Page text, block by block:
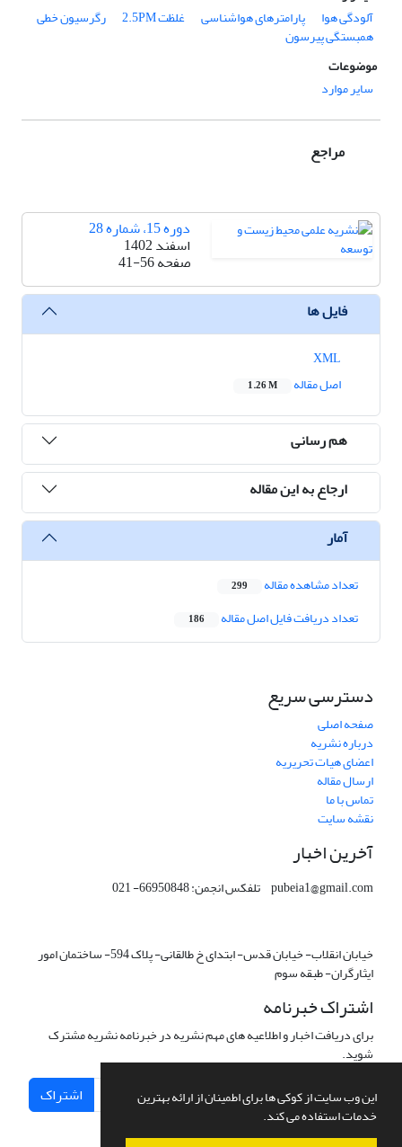
این وب سایت از کوکی ها برای اطمینان از ارائه بهترین
خدمات استفاده می کند.
آلودگی هوا
پارامترهای هواشناسی غلظت 2.5PM رگرسیون خطی
همبستگی پیرسون
موضوعات
سایر موارد
مراجع
دوره 15، شماره 28
اسفند 1402
صفحه41-56
فایل ها
اصل مقاله
1.26 M
هم رسانی
ارجاع به این مقاله
آمار
تعداد مشاهده مقاله 299
تعداد دریافت فایل اصل مقاله 186
دسترسی سریع
صفحه اصلی
درباره نشریه
اعضای هیات تحریریه
ارسال مقاله
تماس با ما
نقشه سایت
آخرین اخبار
pubeia1@gmail.com تلفکس انجمن: 66950848- 021
خیابان انقلاب- خیابان قدس- ابتدای خ طالقانی- پلاک 594- ساختمان امور
ایثارگران- طبقه سوم
اشتراک خبرنامه
برای دریافت اخبار و اطلاعیه های مهم نشریه در خبرنامه نشریه مشترک
شوید.
اشتراک